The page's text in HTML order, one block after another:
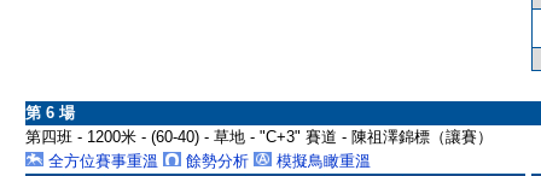
第 6 場
第四班 - 1200米 - (60-40) - 草地 - "C+3" 賽道 - 陳祖澤錦標（讓賽）
全方位賽事重溫
餘勢分析
模擬鳥瞰重溫